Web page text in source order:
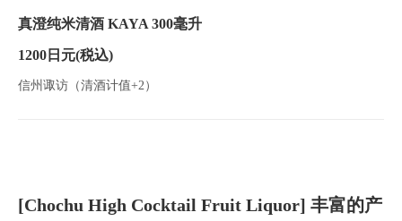
真澄纯米清酒 KAYA 300毫升
1200日元(税込)
信州诹访（清酒计值+2）
[Chochu High Cocktail Fruit Liquor] 丰富的产